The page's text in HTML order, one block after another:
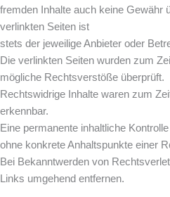
fremden Inhalte auch keine Gewähr
verlinkten Seiten ist
stets der jeweilige Anbieter oder
Die verlinkten Seiten wurden zum
mögliche Rechtsverstöße überprüft.
Rechtswidrige Inhalte waren zum
erkennbar.
Eine permanente inhaltliche
ohne konkrete Anhaltspunkte einer
Bei Bekanntwerden von
Links umgehend entfernen.